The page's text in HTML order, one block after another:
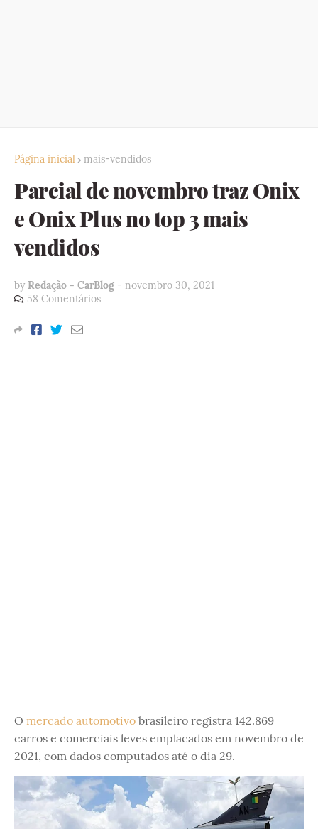
Página inicial mais-vendidos
Parcial de novembro traz Onix
e Onix Plus no top 3 mais
vendidos
by Redação - CarBlog - novembro 30, 2021
58 Comentários
O mercado automotivo brasileiro registra 142.869
carros e comerciais leves emplacados em novembro de
2021, com dados computados até o dia 29.